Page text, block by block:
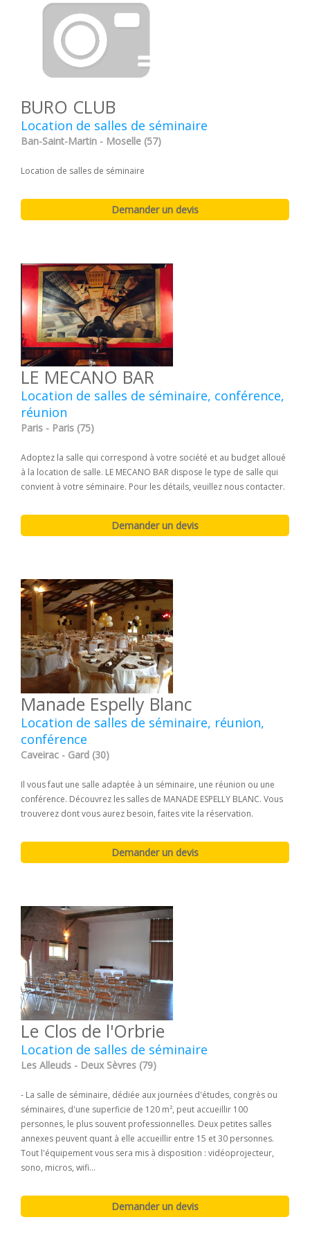
BURO CLUB
Location de salles de séminaire
Ban-Saint-Martin - Moselle (57)
Location de salles de séminaire
LE MECANO BAR
Location de salles de séminaire, conférence,
réunion
Paris - Paris (75)
Adoptez la salle qui correspond à votre société et au budget alloué
à la location de salle. LE MECANO BAR dispose le type de salle qui
convient à votre séminaire. Pour les détails, veuillez nous contacter.
Manade Espelly Blanc
Location de salles de séminaire, réunion,
conférence
Caveirac - Gard (30)
Il vous faut une salle adaptée à un séminaire, une réunion ou une
conférence. Découvrez les salles de MANADE ESPELLY BLANC. Vous
trouverez dont vous aurez besoin, faites vite la réservation.
Le Clos de l'Orbrie
Location de salles de séminaire
Les Alleuds - Deux Sèvres (79)
- La salle de séminaire, dédiée aux journées d'études, congrès ou
séminaires, d'une superficie de 120 m², peut accueillir 100
personnes, le plus souvent professionnelles. Deux petites salles
annexes peuvent quant à elle accueillir entre 15 et 30 personnes.
Tout l'équipement vous sera mis à disposition : vidéoprojecteur,
sono, micros, wifi...